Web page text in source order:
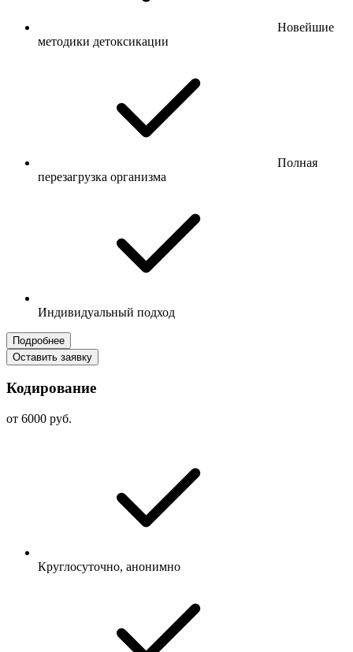
Новейшие
методики детоксикации
Полная
перезагрузка организма
Индивидуальный подход
Подробнее
Оставить заявку
Кодирование
от 6000 руб.
Круглосуточно, анонимно